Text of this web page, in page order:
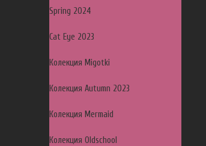
Spring 2024
Cat Eye 2023
Колекция Migotki
Колекция Autumn 2023
Колекция Mermaid
Колекция Oldschool